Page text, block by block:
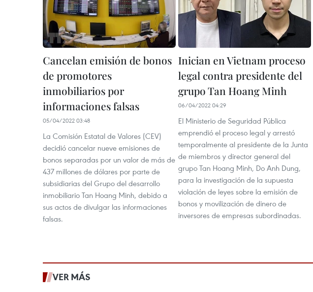
Cancelan emisión de bonos
de promotores
inmobiliarios por
informaciones falsas
05/04/2022 03:48
La Comisión Estatal de Valores (CEV)
decidió cancelar nueve emisiones de
bonos separadas por un valor de más de
437 millones de dólares por parte de
subsidiarias del Grupo del desarrollo
inmobiliario Tan Hoang Minh, debido a
sus actos de divulgar las informaciones
falsas.
Inician en Vietnam proceso
legal contra presidente del
grupo Tan Hoang Minh
06/04/2022 04:29
El Ministerio de Seguridad Pública
emprendió el proceso legal y arrestó
temporalmente al presidente de la Junta
de miembros y director general del
grupo Tan Hoang Minh, Do Anh Dung,
para la investigación de la supuesta
violación de leyes sobre la emisión de
bonos y movilización de dinero de
inversores de empresas subordinadas.
VER MÁS